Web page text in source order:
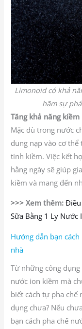
Limonoid có khả
hãm sự
Tăng khả năng
Mặc dù trong nước
dung nạp vào cơ
tính kiềm. Việc kết
hằng ngày sẽ giúp
kiềm và mang đến
>>> Xem thêm: Điều
Sữa Bằng 1 Ly Nước
Hướng dẫn bạn
nhà
Từ những công
nước ion kiềm mà
biết cách tự pha chế
dụng chưa? Nếu
bạn cách pha chế